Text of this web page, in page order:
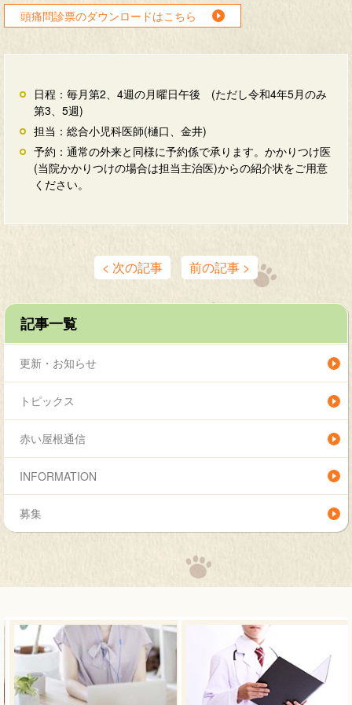
頭痛問診票のダウンロードはこちら
日程：毎月第2、4週の月曜日午後 (ただし令和4年5月のみ
第3、5週)
担当：総合小児科医師(樋口、金井)
予約：通常の外来と同様に予約係で承ります。かかりつけ医
(当院かかりつけの場合は担当主治医)からの紹介状をご用意
ください。
< 次の記事 前の記事 >
記事一覧
更新・お知らせ
トピックス
赤い屋根通信
INFORMATION
募集